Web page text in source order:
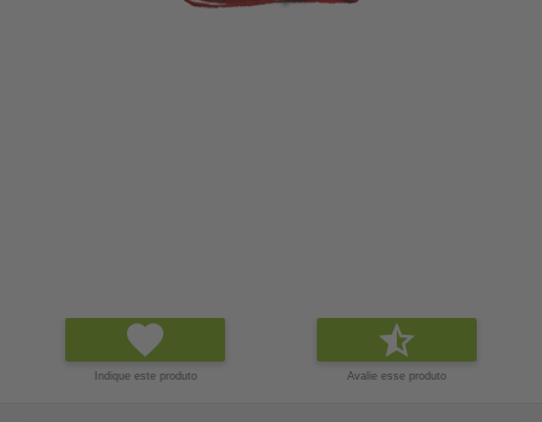
Indique este produto Avalie esse produto